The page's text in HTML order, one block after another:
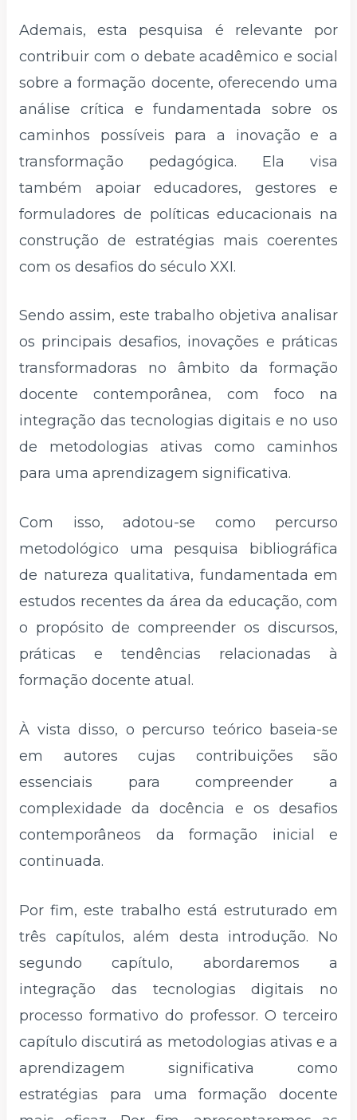
Ademais, esta pesquisa é relevante por
contribuir com o debate acadêmico e social
sobre a formação docente, oferecendo uma
análise crítica e fundamentada sobre os
caminhos possíveis para a inovação e a
transformação pedagógica. Ela visa
também apoiar educadores, gestores e
formuladores de políticas educacionais na
construção de estratégias mais coerentes
com os desafios do século XXI.
Sendo assim, este trabalho objetiva analisar
os principais desafios, inovações e práticas
transformadoras no âmbito da formação
docente contemporânea, com foco na
integração das tecnologias digitais e no uso
de metodologias ativas como caminhos
para uma aprendizagem significativa.
Com isso, adotou-se como percurso
metodológico uma pesquisa bibliográfica
de natureza qualitativa, fundamentada em
estudos recentes da área da educação, com
o propósito de compreender os discursos,
práticas e tendências relacionadas à
formação docente atual.
À vista disso, o percurso teórico baseia-se
em autores cujas contribuições são
essenciais para compreender a
complexidade da docência e os desafios
contemporâneos da formação inicial e
continuada.
Por fim, este trabalho está estruturado em
três capítulos, além desta introdução. No
segundo capítulo, abordaremos a
integração das tecnologias digitais no
processo formativo do professor. O terceiro
capítulo discutirá as metodologias ativas e a
aprendizagem significativa como
estratégias para uma formação docente